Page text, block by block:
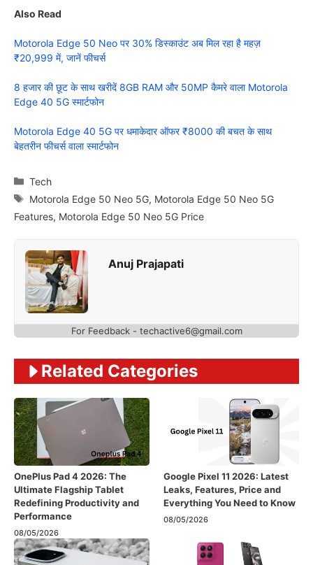
Also Read
Motorola Edge 50 Neo पर 30% डिस्काउंट अब मिल रहा है महज़
₹20,999 में, जानें फीचर्स
8 हजार की छूट के साथ खरीदें 8GB RAM और 50MP कैमरे वाला Motorola
Edge 40 5G स्मार्टफोन
Motorola Edge 40 5G पर धमाकेदार ऑफर ₹8000 की बचत के साथ
बेहतरीन फीचर्स वाला स्मार्टफोन
Categories
Tech
Tags
Motorola Edge 50 Neo 5G, Motorola Edge 50 Neo 5G
Features, Motorola Edge 50 Neo 5G Price
Anuj Prajapati
For Feedback - techactive6@gmail.com
Related Categories
OnePlus Pad 4 2026: The
Ultimate Flagship Tablet
Redefining Productivity and
Performance
08/05/2026
Google Pixel 11 2026: Latest
Leaks, Features, Price and
Everything You Need to Know
08/05/2026